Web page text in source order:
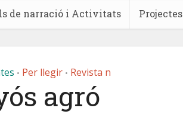
de narració i Activitats Projectes
• Per llegir • Revista n
agró